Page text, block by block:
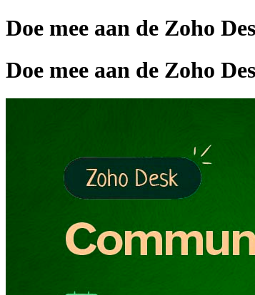
Doe mee aan de Zoho
Doe mee aan de Zoho